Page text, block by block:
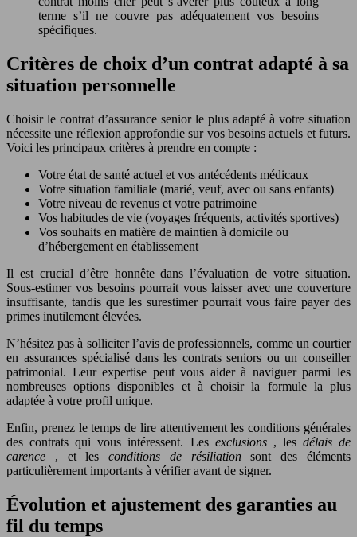
terme s’il ne couvre pas adéquatement vos besoins
spécifiques.
Critères de choix d’un contrat adapté à sa
situation personnelle
Choisir le contrat d’assurance senior le plus adapté à votre situation
nécessite une réflexion approfondie sur vos besoins actuels et futurs.
Voici les principaux critères à prendre en compte :
Votre état de santé actuel et vos antécédents médicaux
Votre situation familiale (marié, veuf, avec ou sans enfants)
Votre niveau de revenus et votre patrimoine
Vos habitudes de vie (voyages fréquents, activités sportives)
Vos souhaits en matière de maintien à domicile ou
d’hébergement en établissement
Il est crucial d’être honnête dans l’évaluation de votre situation.
Sous-estimer vos besoins pourrait vous laisser avec une couverture
insuffisante, tandis que les surestimer pourrait vous faire payer des
primes inutilement élevées.
N’hésitez pas à solliciter l’avis de professionnels, comme un courtier
en assurances spécialisé dans les contrats seniors ou un conseiller
patrimonial. Leur expertise peut vous aider à naviguer parmi les
nombreuses options disponibles et à choisir la formule la plus
adaptée à votre profil unique.
Enfin, prenez le temps de lire attentivement les conditions générales
des contrats qui vous intéressent. Les exclusions , les délais de
carence , et lesconditions de résiliationsont des éléments
particulièrement importants à vérifier avant de signer.
Évolution et ajustement des garanties au
fil du temps